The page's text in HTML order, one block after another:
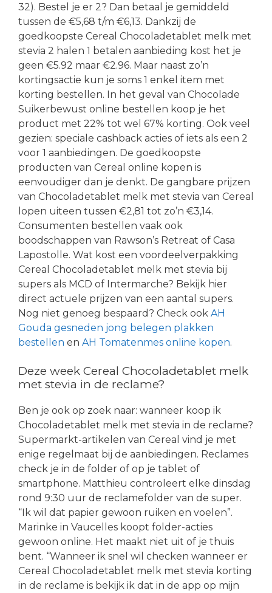
32). Bestel je er 2? Dan betaal je gemiddeld
tussen de €5,68 t/m €6,13. Dankzij de
goedkoopste Cereal Chocoladetablet melk met
stevia 2 halen 1 betalen aanbieding kost het je
geen €5.92 maar €2.96. Maar naast zo’n
kortingsactie kun je soms 1 enkel item met
korting bestellen. In het geval van Chocolade
Suikerbewust online bestellen koop je het
product met 22% tot wel 67% korting. Ook veel
gezien: speciale cashback acties of iets als een 2
voor 1 aanbiedingen. De goedkoopste
producten van Cereal online kopen is
eenvoudiger dan je denkt. De gangbare prijzen
van Chocoladetablet melk met stevia van Cereal
lopen uiteen tussen €2,81 tot zo’n €3,14.
Consumenten bestellen vaak ook
boodschappen van Rawson’s Retreat of Casa
Lapostolle. Wat kost een voordeelverpakking
Cereal Chocoladetablet melk met stevia bij
supers als MCD of Intermarche? Bekijk hier
direct actuele prijzen van een aantal supers.
Nog niet genoeg bespaard? Check ook AH
Gouda gesneden jong belegen plakken
bestellen en AH Tomatenmes online kopen.
Deze week Cereal Chocoladetablet melk
met stevia in de reclame?
Ben je ook op zoek naar: wanneer koop ik
Chocoladetablet melk met stevia in de reclame?
Supermarkt-artikelen van Cereal vind je met
enige regelmaat bij de aanbiedingen. Reclames
check je in de folder of op je tablet of
smartphone. Matthieu controleert elke dinsdag
rond 9:30 uur de reclamefolder van de super.
“Ik wil dat papier gewoon ruiken en voelen”.
Marinke in Vaucelles koopt folder-acties
gewoon online. Het maakt niet uit of je thuis
bent. “Wanneer ik snel wil checken wanneer er
Cereal Chocoladetablet melk met stevia korting
in de reclame is bekijk ik dat in de app op mijn